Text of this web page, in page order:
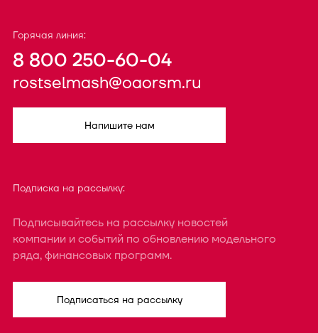
Горячая линия:
8 800 250-60-04
rostselmash@oaorsm.ru
Напишите нам
Подписка на рассылку:
Подписывайтесь на рассылку новостей
компании и событий по обновлению модельного
ряда, финансовых программ.
Подписаться на рассылку